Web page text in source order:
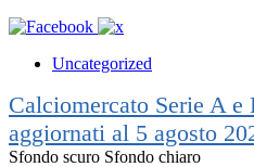
Uncategorized
Calciomercato Serie A
aggiornati al 5 agosto
Sfondo scuro Sfondo chiaro